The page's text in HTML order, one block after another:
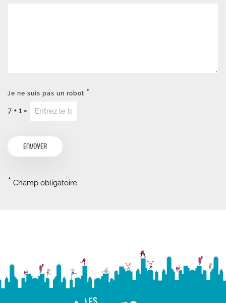
Je ne suis pas un robot *
7 + 1 =
* Champ obligatoire.